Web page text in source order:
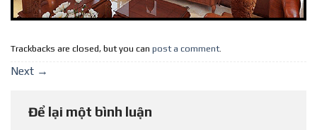
Trackbacks are closed, but you can post a comment.
Next →
Để lại một bình luận